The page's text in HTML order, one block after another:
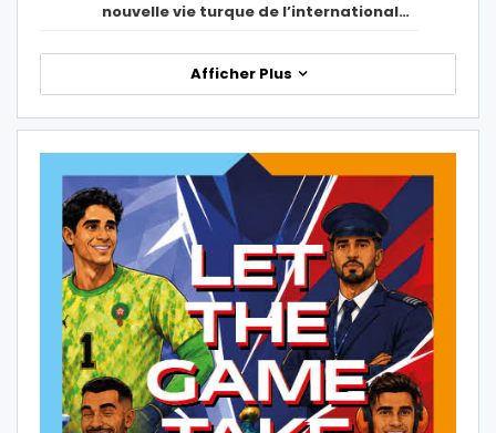
nouvelle vie turque de l’international…
Afficher Plus